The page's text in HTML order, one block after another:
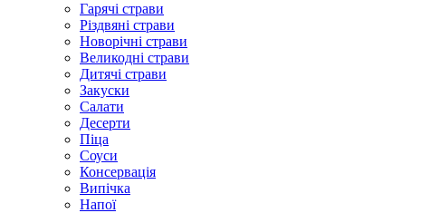
Гарячі страви
Різдвяні страви
Новорічні страви
Великодні страви
Дитячі страви
Закуски
Салати
Десерти
Піца
Соуси
Консервація
Випічка
Напої